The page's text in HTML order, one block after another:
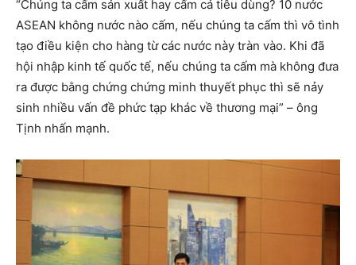
“Chúng ta cấm sản xuất hay cấm cả tiêu dùng? 10 nước
ASEAN không nước nào cấm, nếu chúng ta cấm thì vô tình
tạo điều kiện cho hàng từ các nước này tràn vào. Khi đã
hội nhập kinh tế quốc tế, nếu chúng ta cấm mà không đưa
ra được bằng chứng chứng minh thuyết phục thì sẽ nảy
sinh nhiều vấn đề phức tạp khác về thương mại” – ông
Tịnh nhấn mạnh.